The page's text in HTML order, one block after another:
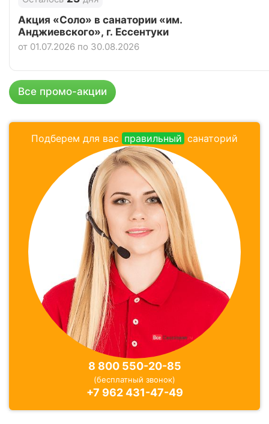
Рейтинг 4.8
Санаторий «Анапа», Анапа
Рейтинг 3.8
4 отзывов
Акция «Соло» в санатории «им.
Анджиевского», г. Ессентуки
от 01.07.2026 по 30.08.2026
Все промо-акции
Подберем для вас правильный санаторий
8 800 550-20-85
(бесплатный звонок)
+7 962 431-47-49